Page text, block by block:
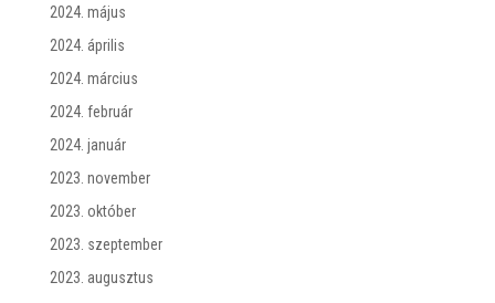
2024. május
2024. április
2024. március
2024. február
2024. január
2023. november
2023. október
2023. szeptember
2023. augusztus